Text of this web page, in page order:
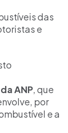
das
e
ANP, que
por
e a